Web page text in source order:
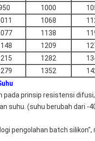
1000
1068
1138
1209
1282
1352
prinsip resistensi
(suhu berubah dari -
pengolahan batch